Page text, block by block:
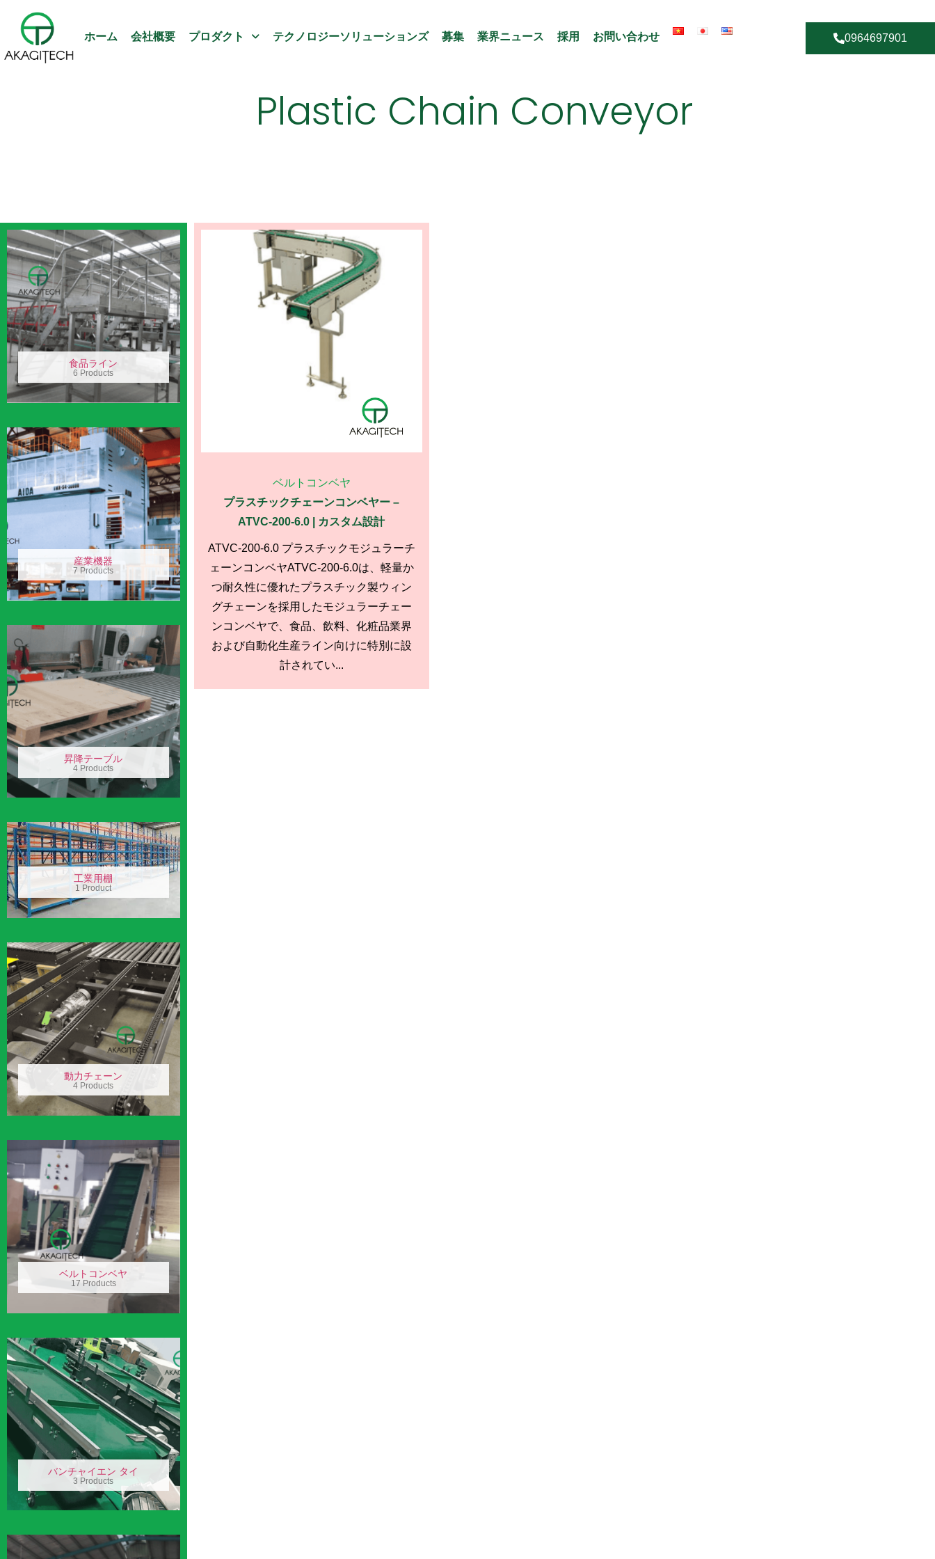
ホーム 会社概要 プロダクト テクノロジーソリューションズ 募集 業界ニュース 採用 お問い合わせ 0964697901
Plastic Chain Conveyor
食品ライン
6 Products
産業機器
7 Products
昇降テーブル
4 Products
工業用棚
1 Product
動力チェーン
4 Products
ベルトコンベヤ
17 Products
バンチャイエン タイ
3 Products
ベルトコンベヤ
プラスチックチェーンコンベヤー –
ATVC-200-6.0 | カスタム設計
ATVC-200-6.0 プラスチックモジュラーチ
ェーンコンベヤATVC-200-6.0は、軽量か
つ耐久性に優れたプラスチック製ウィン
グチェーンを採用したモジュラーチェー
ンコンベヤで、食品、飲料、化粧品業界
および自動化生産ライン向けに特別に設
計されてい...